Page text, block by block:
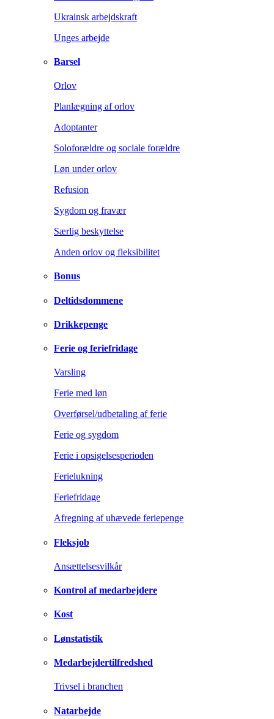
Ukrainsk arbejdskraft
Unges arbejde
Barsel
Orlov
Planlægning af orlov
Adoptanter
Soloforældre og sociale forældre
Løn under orlov
Refusion
Sygdom og fravær
Særlig beskyttelse
Anden orlov og fleksibilitet
Bonus
Deltidsdommene
Drikkepenge
Ferie og feriefridage
Varsling
Ferie med løn
Overførsel/udbetaling af ferie
Ferie og sygdom
Ferie i opsigelsesperioden
Ferielukning
Feriefridage
Afregning af uhævede feriepenge
Fleksjob
Ansættelsesvilkår
Kontrol af medarbejdere
Kost
Lønstatistik
Medarbejdertilfredshed
Trivsel i branchen
Natarbejde